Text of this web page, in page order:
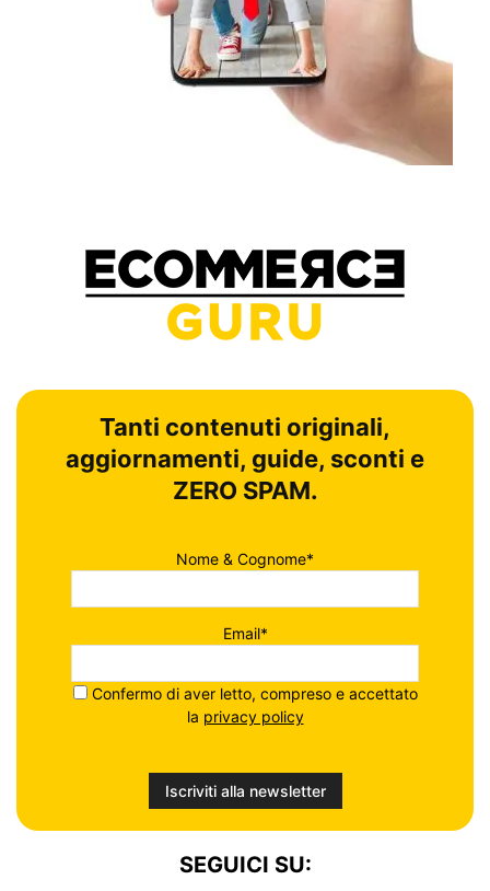
Tanti contenuti originali,
aggiornamenti, guide, sconti e
ZERO SPAM.
Nome & Cognome*
Email*
Confermo di aver letto, compreso e accettato
la privacy policy
SEGUICI SU: